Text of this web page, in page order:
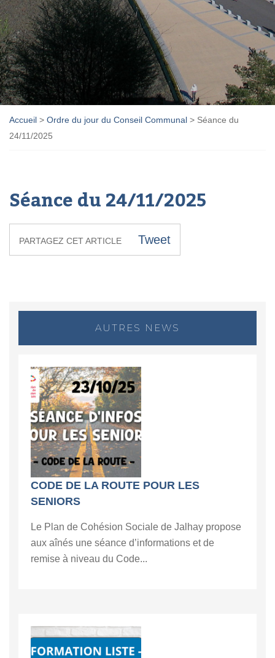
Accueil > Ordre du jour du Conseil Communal > Séance du
24/11/2025
Séance du 24/11/2025
PARTAGEZ CET ARTICLE Tweet
AUTRES NEWS
CODE DE LA ROUTE POUR LES
SENIORS
Le Plan de Cohésion Sociale de Jalhay propose
aux aînés une séance d’informations et de
remise à niveau du Code...